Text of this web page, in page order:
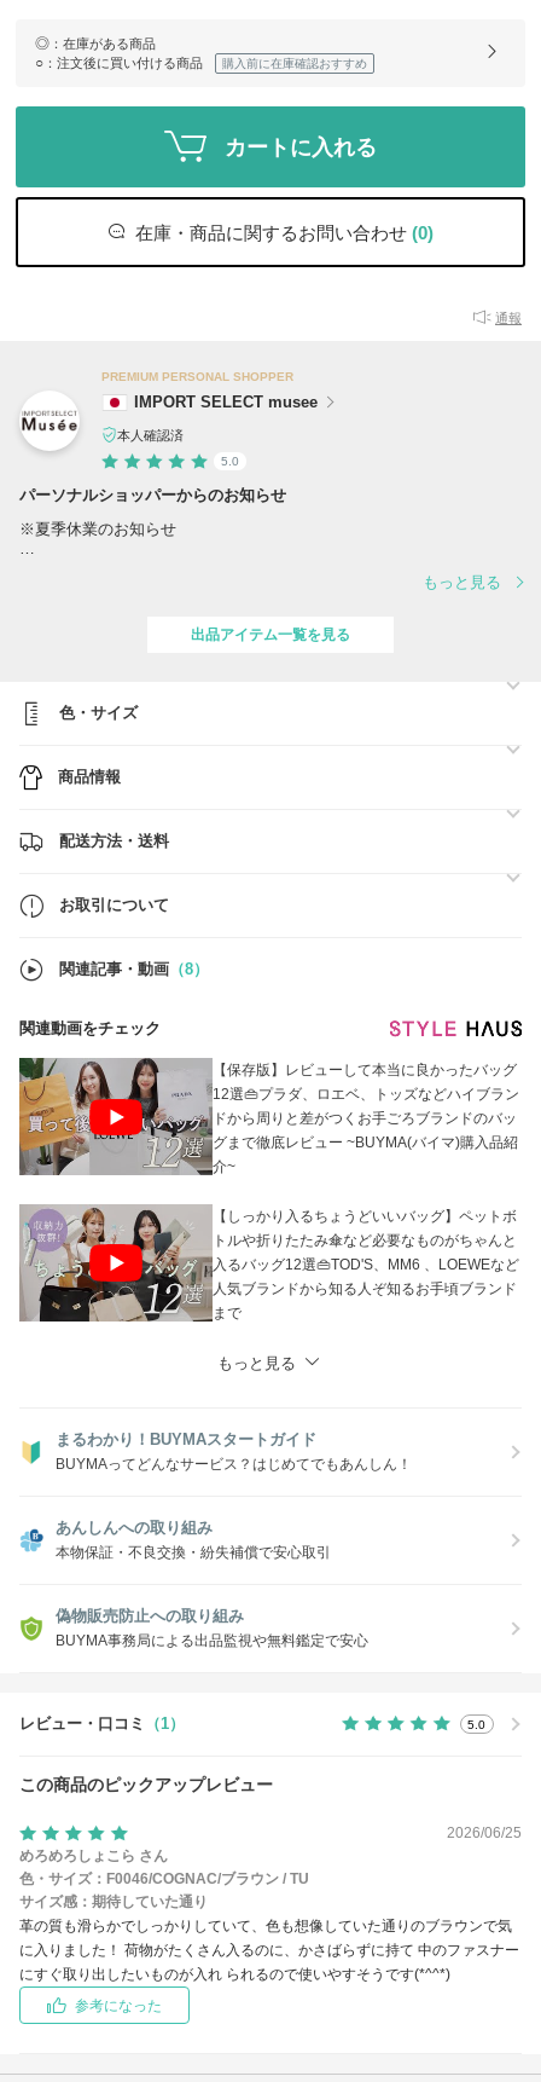
◎ ：在庫がある商品
○ ：注文後に買い付ける商品 購入前に在庫確認おすすめ
カートに入れる
在庫・商品に関するお問い合わせ (0)
通報
PREMIUM PERSONAL SHOPPER
IMPORT SELECT musee
本人確認済
5.0
パーソナルショッパーからのお知らせ
※夏季休業のお知らせ
・休業日 8/8(土)、8/9(日)、11(火)、13(木)、14(金)、15(土)、16(日)
ご注文確定日時順に、準備ができ次第、順次最短着にてご対応をさせて
いただきます。
→
https://www.buyma.com/buyer/841549/post/337736.html
当店では在庫確認の事前問合せは不要です。
買付済の商品のみを販売しており手元に在庫がございます。
※なお、システム上、他サイトでも販売しているため、タイムラグによ
あらかじめご了承ください。
もっと見る
出品アイテム一覧を見る
色・サイズ
商品情報
配送方法・送料
お取引について
関連記事・動画 （8）
関連動画をチェック
【保存版】レビューして本当に良かったバッグ
12選👜プラダ、ロエベ、トッズなどハイブラン
ドから周りと差がつくお手ごろブランドのバッ
グまで徹底レビュー ~BUYMA(バイマ)購入品紹
介~
【しっかり入るちょうどいいバッグ】ペットボ
トルや折りたたみ傘など必要なものがちゃんと
入るバッグ12選👜TOD'S、MM6 、LOEWEなど
人気ブランドから知る人ぞ知るお手頃ブランド
まで
もっと見る
まるわかり！BUYMAスタートガイド
BUYMAってどんなサービス？はじめてでもあんしん！
あんしんへの取り組み
本物保証・不良交換・紛失補償で安心取引
偽物販売防止への取り組み
BUYMA事務局による出品監視や無料鑑定で安心
レビュー・口コミ （1） 5.0
この商品のピックアップレビュー
2026/06/25
めろめろしょこら さん
色・サイズ： F0046/COGNAC/ブラウン / TU
サイズ感： 期待していた通り
革の質も滑らかでしっかりしていて、色も想像していた通りのブラウンで気
に入りました！ 荷物がたくさん入るのに、かさばらずに持て 中のファスナー
にすぐ取り出したいものが入れ られるので使いやすそうです(*^^*)
参考になった